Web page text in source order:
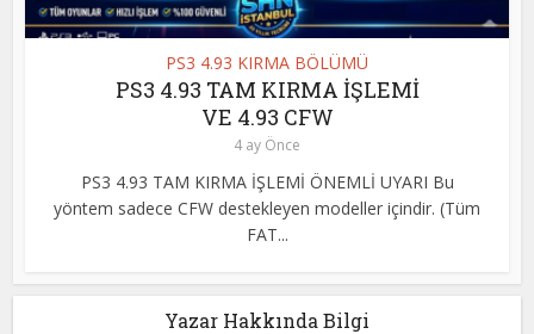
PS3 4.93 KIRMA BÖLÜMÜ
PS3 4.93 TAM KIRMA İŞLEMİ
VE 4.93 CFW
4 ay Önce
PS3 4.93 TAM KIRMA İŞLEMİ ÖNEMLİ UYARI Bu
yöntem sadece CFW destekleyen modeller içindir. (Tüm
FAT...
Yazar Hakkında Bilgi